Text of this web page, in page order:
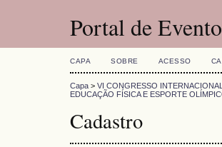
Portal de
CAPA SOBRE ACESSO
Capa > VI CONGRESSO
EDUCAÇÃO FÍSICA E ESPORTE
Cadastro